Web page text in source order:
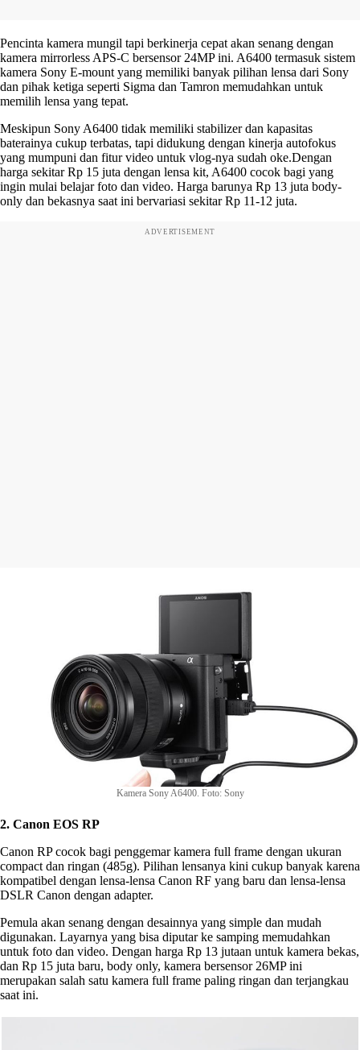
Pencinta kamera mungil tapi berkinerja cepat akan senang dengan
kamera mirrorless APS-C bersensor 24MP ini. A6400 termasuk sistem
kamera Sony E-mount yang memiliki banyak pilihan lensa dari Sony
dan pihak ketiga seperti Sigma dan Tamron memudahkan untuk
memilih lensa yang tepat.
Meskipun Sony A6400 tidak memiliki stabilizer dan kapasitas
baterainya cukup terbatas, tapi didukung dengan kinerja autofokus
yang mumpuni dan fitur video untuk vlog-nya sudah oke.Dengan
harga sekitar Rp 15 juta dengan lensa kit, A6400 cocok bagi yang
ingin mulai belajar foto dan video. Harga barunya Rp 13 juta body-
only dan bekasnya saat ini bervariasi sekitar Rp 11-12 juta.
ADVERTISEMENT
Kamera Sony A6400. Foto: Sony
2. Canon EOS RP
Canon RP cocok bagi penggemar kamera full frame dengan ukuran
compact dan ringan (485g). Pilihan lensanya kini cukup banyak karena
kompatibel dengan lensa-lensa Canon RF yang baru dan lensa-lensa
DSLR Canon dengan adapter.
Pemula akan senang dengan desainnya yang simple dan mudah
digunakan. Layarnya yang bisa diputar ke samping memudahkan
untuk foto dan video. Dengan harga Rp 13 jutaan untuk kamera bekas,
dan Rp 15 juta baru, body only, kamera bersensor 26MP ini
merupakan salah satu kamera full frame paling ringan dan terjangkau
saat ini.